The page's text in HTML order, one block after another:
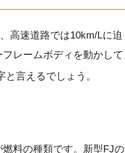
高速道路では10km/Lに迫
レームボディを動かして
言えるでしょう。
料の種類です。新型FJの